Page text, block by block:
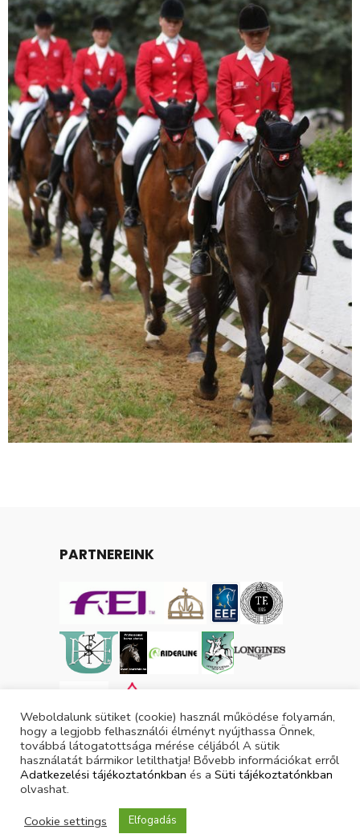
PARTNEREINK
Tárgyévi lovas licencek száma: 3049
Tárgyévi ló licencek száma: 3870
Weboldalunk sütiket (cookie) használ működése folyamán,
hogy a legjobb felhasználói élményt nyújthassa Önnek,
továbbá látogatottsága mérése céljából A sütik
használatát bármikor letilthatja! Bővebb információkat erről
Adatkezelési tájékoztatónkban és a Süti tájékoztatónkban
olvashat.
Cookie settings
Elfogadás